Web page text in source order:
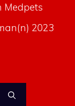
Medpets
2023